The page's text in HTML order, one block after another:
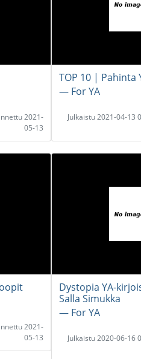
2021-
05-13
TOP 10 | Pahinta
― For YA
Julkaistu 2021-04-13
2021-
05-13
Dystopia YA-
Salla Simukka
― For YA
Julkaistu 2020-06-16